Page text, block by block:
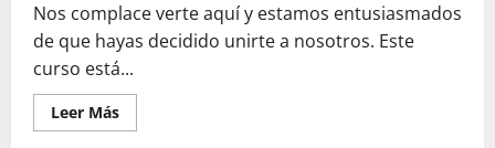
Nos complace verte aquí y estamos entusiasmados
de que hayas decidido unirte a nosotros. Este
curso está...
Leer MásLeer
más